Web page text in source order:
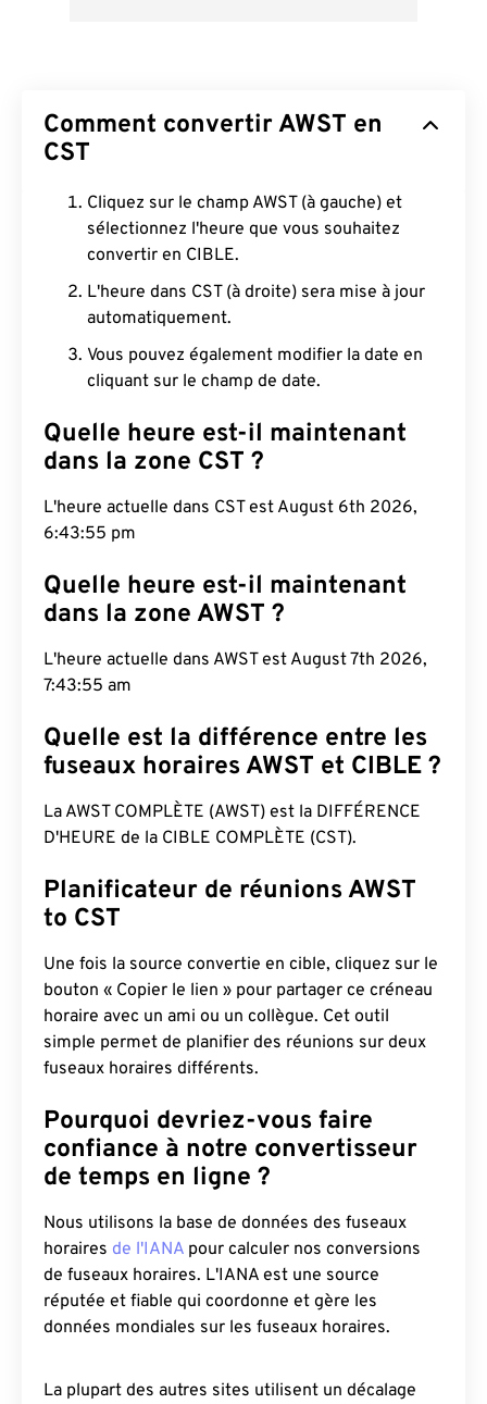
Comment convertir AWST en
CST
Cliquez sur le champ AWST (à gauche) et
sélectionnez l'heure que vous souhaitez
convertir en CIBLE.
L'heure dans CST (à droite) sera mise à jour
automatiquement.
Vous pouvez également modifier la date en
cliquant sur le champ de date.
Quelle heure est-il maintenant
dans la zone CST ?
L'heure actuelle dans CST est August 6th 2026,
6:43:56 pm
Quelle heure est-il maintenant
dans la zone AWST ?
L'heure actuelle dans AWST est August 7th 2026,
7:43:56 am
Quelle est la différence entre les
fuseaux horaires AWST et CIBLE ?
La AWST COMPLÈTE (AWST) est la DIFFÉRENCE
D'HEURE de la CIBLE COMPLÈTE (CST).
Planificateur de réunions AWST
to CST
Une fois la source convertie en cible, cliquez sur le
bouton « Copier le lien » pour partager ce créneau
horaire avec un ami ou un collègue. Cet outil
simple permet de planifier des réunions sur deux
fuseaux horaires différents.
Pourquoi devriez-vous faire
confiance à notre convertisseur
de temps en ligne ?
Nous utilisons la base de données des fuseaux
horaires de l'IANA pour calculer nos conversions
de fuseaux horaires. L'IANA est une source
réputée et fiable qui coordonne et gère les
données mondiales sur les fuseaux horaires.
La plupart des autres sites utilisent un décalage